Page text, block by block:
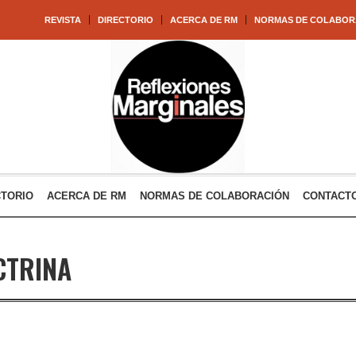
REVISTA DIRECTORIO ACERCA DE RM NORMAS DE
ACERCA DE RM NORMAS DE COLABORACIÓN